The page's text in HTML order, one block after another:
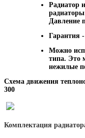
Радиатор
Давление
Гарантия -
Можно
типа. Это
нежилые
Схема движения
300
Комплектация